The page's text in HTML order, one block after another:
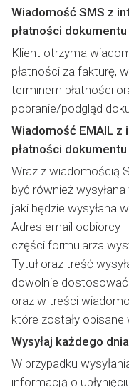
Wiadomość SMS z
płatności dokumentu
Klient otrzyma
płatności za fakturę,
terminem płatności
pobranie/podgląd
Wiadomość EMAIL z
płatności dokumentu
Wraz z wiadomością
być również
jaki będzie wysyłana
Adres email odbiorcy
części formularza
Tytuł oraz treść
dowolnie
oraz w treści
które zostały opisane
Wysyłaj każdego
W przypadku
informacją o